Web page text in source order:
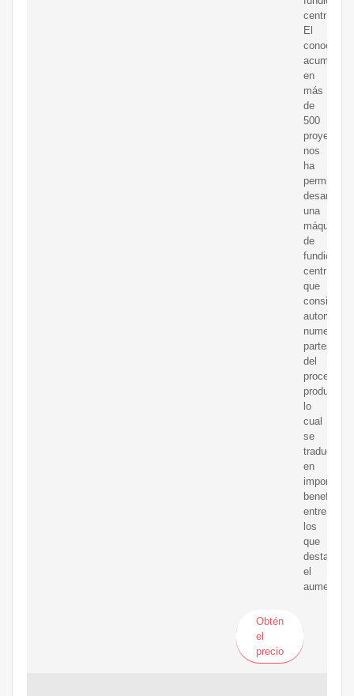
centrífuga.
El
acumulado
en
más
de
500
proyectos
nos
ha
permitido
desarrollar
una
máquina
de
fundición
centrífuga
que
consigue
numerosas
partes
del
proceso
productivo,
lo
cual
se
traduce
en
beneficios,
entre
los
que
destacan
el
aumento
Obtén
el
precio